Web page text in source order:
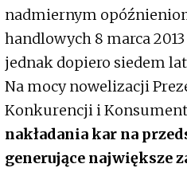
nadmiernym
handlowych 8 marca
jednak dopiero siedem
Na mocy nowelizacji
Konkurencji i
nakładania kar na
generujące największe